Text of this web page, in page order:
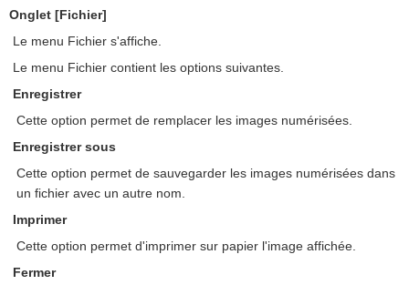
Onglet [Fichier]
Le menu Fichier s'affiche.
Le menu Fichier contient les options suivantes.
Enregistrer
Cette option permet de remplacer les images numérisées.
Enregistrer sous
Cette option permet de sauvegarder les images numérisées dans
un fichier avec un autre nom.
Imprimer
Cette option permet d'imprimer sur papier l'image affichée.
Fermer